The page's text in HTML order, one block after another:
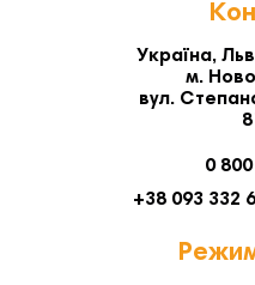
Україна,
м.
вул.
0
+38 093